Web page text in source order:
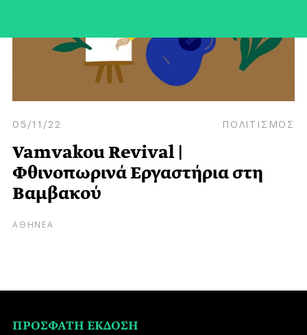
05/11/22 ΠΟΛΙΤΙΣΜΟΣ
Vamvakou Revival |
Φθινοπωρινά Εργαστήρια στη
Βαμβακού
ΑΘΗΝΕΑ
ΠΡΟΣΦΑΤΗ ΕΚΔΟΣΗ